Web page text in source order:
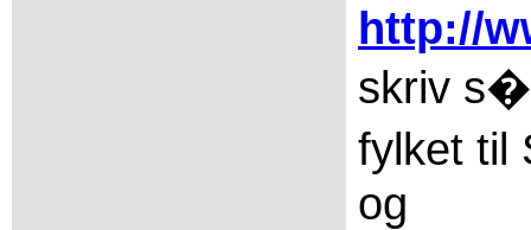
http://
skriv s�
fylket
og